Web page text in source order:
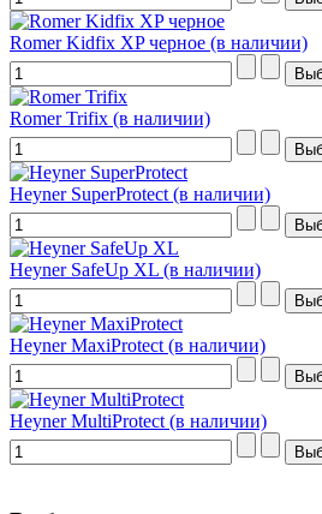
Romer Kidfix XP черное (в наличии)
Romer Trifix (в наличии)
Heyner SuperProtect (в наличии)
Heyner SafeUp XL (в наличии)
Heyner MaxiProtect (в наличии)
Heyner MultiProtect (в наличии)